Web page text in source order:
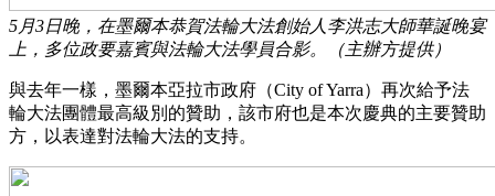
5月3日晚，在墨爾本恭賀法輪大法創始人李洪志大師華誕晚宴
上，多位政要嘉賓與法輪大法學員合影。（主辦方提供）
與去年一樣，墨爾本亞拉市政府（City of Yarra）再次給予法
輪大法團體最高級別的贊助，該市府也是本次慶典的主要贊助
方，以表達對法輪大法的支持。